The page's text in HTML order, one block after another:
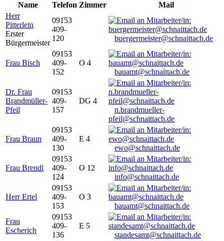
Name
Telefon Zimmer
Mail
Herr
Pitterlein
Erster
Bürgermeister
09153
409-
120
buergermeister@schnaittach.de
Frau Bisch
09153
409-
152
O 4
bauamt@schnaittach.de
Dr. Frau
Brandmüller-
Pfeil
09153
409-
157
DG 4
n.brandmueller-
pfeil@schnaittach.de
Frau Braun
09153
409-
130
E 4
ewo@schnaittach.de
Frau Brendl
09153
409-
124
O 12
info@schnaittach.de
Herr Ertel
09153
409-
153
O 3
bauamt@schnaittach.de
Frau
Escherich
09153
409-
136
E 5
standesamt@schnaittach.de